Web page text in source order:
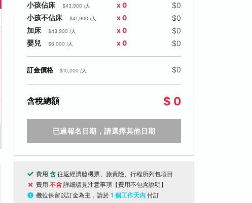
小孩佔床 $43,900 /人 x 0 $0
小孩不佔床 $41,900 /人 x 0 $0
加床 $43,900 /人 x 0 $0
嬰兒 $6,000 /人 x 0 $0
訂金價格 $10,000 /人 $0
含稅總額 $ 0
已過報名日期，請選擇其他日期
費用 含 往返經濟艙機票、旅責險、行程所列包項目
費用 不含 詳細請見注意事項【費用不包含說明】
機位保留以訂金為主，請於 1 個工作天內 付訂